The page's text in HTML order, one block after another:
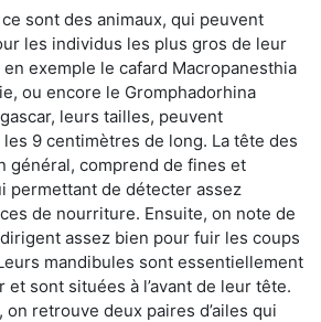
sont des animaux, qui peuvent
les individus les plus gros de leur
exemple le cafard Macropanesthia
ou encore le Gromphadorhina
leurs tailles, peuvent
9 centimètres de long. La tête des
général, comprend de fines et
permettant de détecter assez
de nourriture. Ensuite, on note de
assez bien pour fuir les coups
mandibules sont essentiellement
sont situées à l’avant de leur tête.
on retrouve deux paires d’ailes qui